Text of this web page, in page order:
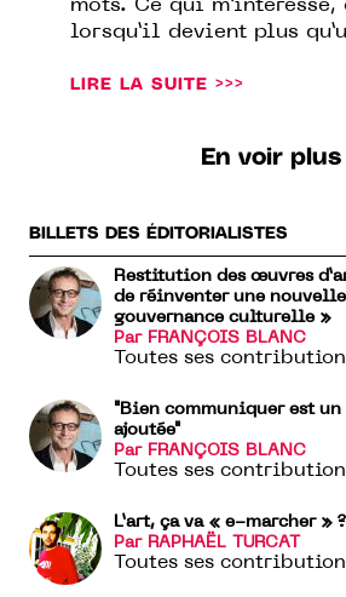
mots. Ce qui m’intéresse,
lorsqu’il devient plus
LIRE LA SUITE >>>
En voir plus
BILLETS DES ÉDITORIALISTES
Restitution des œuvres
de réinventer une
gouvernance culturelle »
Par FRANÇOIS BLANC
Toutes ses
"Bien communiquer est
ajoutée"
Par FRANÇOIS BLANC
Toutes ses
L’art, ça va « e-marcher » ?
Par RAPHAËL TURCAT
Toutes ses